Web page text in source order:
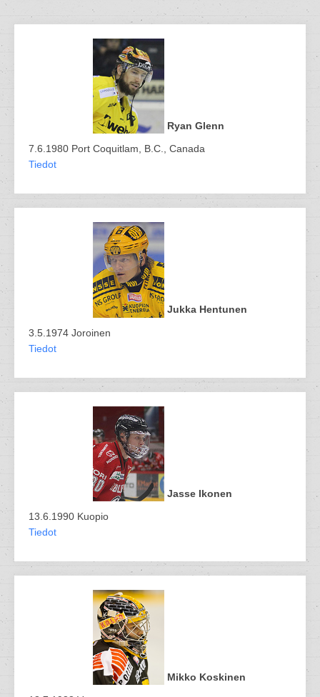
Ryan Glenn
7.6.1980 Port Coquitlam, B.C., Canada
Tiedot
Jukka Hentunen
3.5.1974 Joroinen
Tiedot
Jasse Ikonen
13.6.1990 Kuopio
Tiedot
Mikko Koskinen